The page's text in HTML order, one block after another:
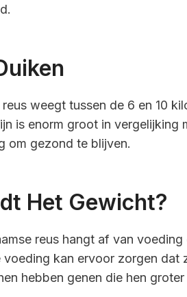
weegt tussen de 6 en 10
is enorm groot in vergelijking
om gezond te blijven.
Het Gewicht?
reus hangt af van
kan ervoor zorgen dat
hebben genen die hen